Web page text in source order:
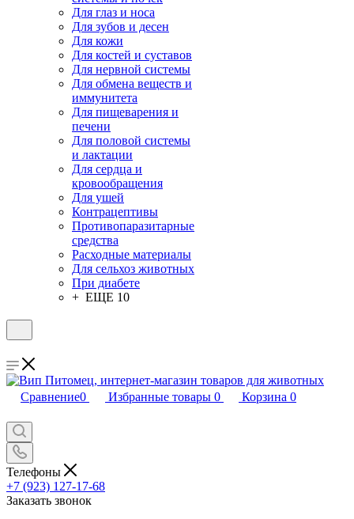
Для глаз и носа
Для зубов и десен
Для кожи
Для костей и суставов
Для нервной системы
Для обмена веществ и
иммунитета
Для пищеварения и
печени
Для половой системы
и лактации
Для сердца и
кровообращения
Для ушей
Контрацептивы
Противопаразитарные
средства
Расходные материалы
Для сельхоз животных
При диабете
+ ЕЩЕ 10
Сравнение0 Избранные товары 0 Корзина 0
Телефоны
+7 (923) 127-17-68
Заказать звонок